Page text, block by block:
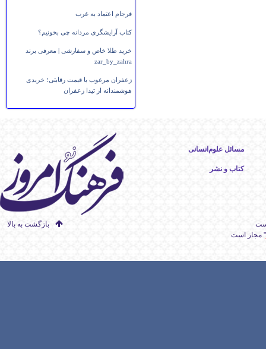
فرجام اعتماد به غرب
کتاب آرایشگری مردانه چی بخونیم؟
خرید طلا خاص و سفارشی | معرفی برند
zar_by_zahra
زعفران مرغوب با قیمت رقابتی؛ خریدی
هوشمندانه از تیدا زعفران
مسائل علوم‌انسانی
کتاب و نشر
بازگشت به بالا
" مجاز است